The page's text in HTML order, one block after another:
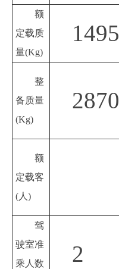
额
定载质
量(Kg)
1495
整
备质量
(Kg)
2870
额
定载客
(人)
驾
驶室准
乘人数
2